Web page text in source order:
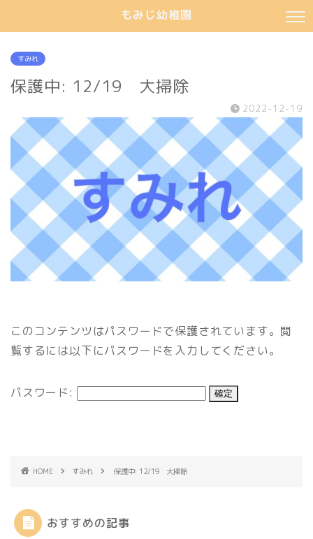
もみじ幼稚園
すみれ
保護中: 12/19 大掃除
2022-12-19
このコンテンツはパスワードで保護されています。閲
覧するには以下にパスワードを入力してください。
パスワード:
HOME すみれ 保護中: 12/19 大掃除
おすすめの記事